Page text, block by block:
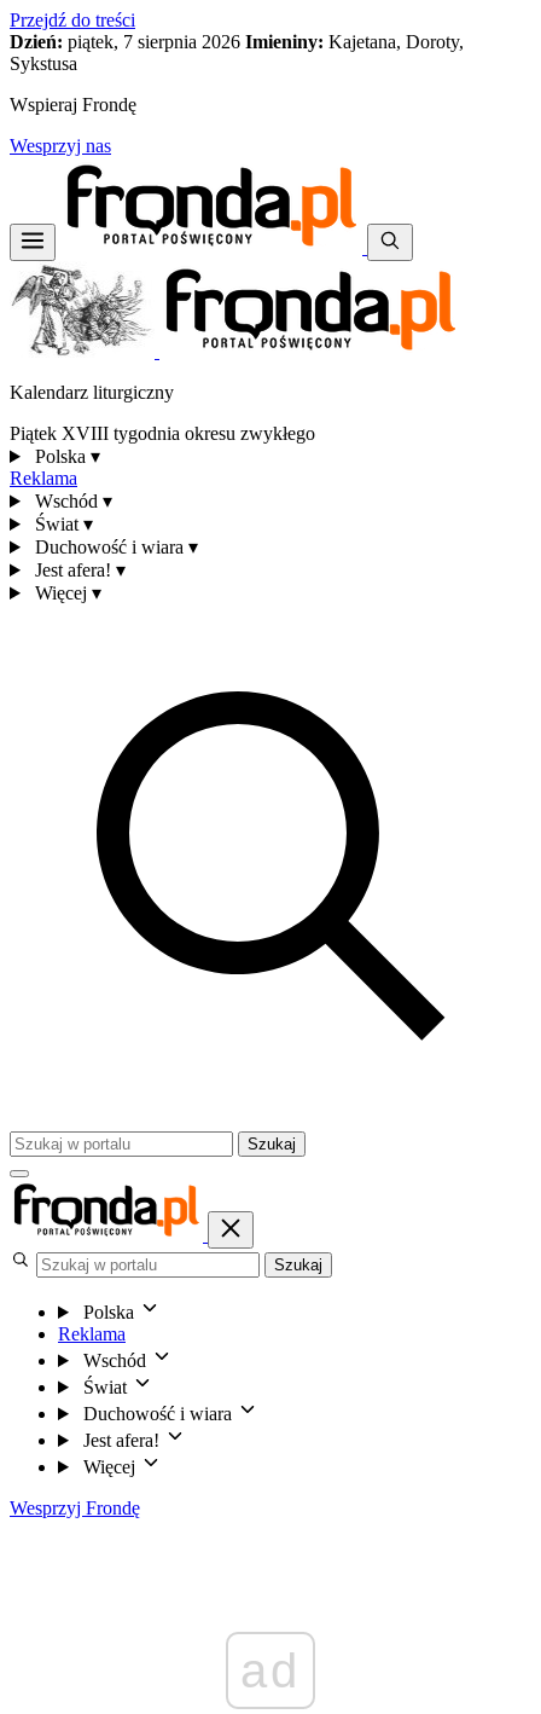
Przejdź do treści
Dzień: piątek, 7 sierpnia 2026 Imieniny: Kajetana, Doroty,
Sykstusa
Wspieraj Frondę
Wesprzyj nas
Kalendarz liturgiczny
Piątek XVIII tygodnia okresu zwykłego
Polska ▾
Reklama
Wschód ▾
Świat ▾
Duchowość i wiara ▾
Jest afera! ▾
Więcej ▾
Szukaj
Szukaj
Polska
Reklama
Wschód
Świat
Duchowość i wiara
Jest afera!
Więcej
Wesprzyj Frondę
ad